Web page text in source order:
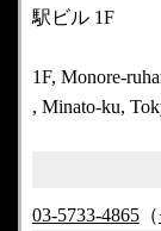
駅ビル 1F
1F, Monore-
, Minato-ku,
03-5733-4865（